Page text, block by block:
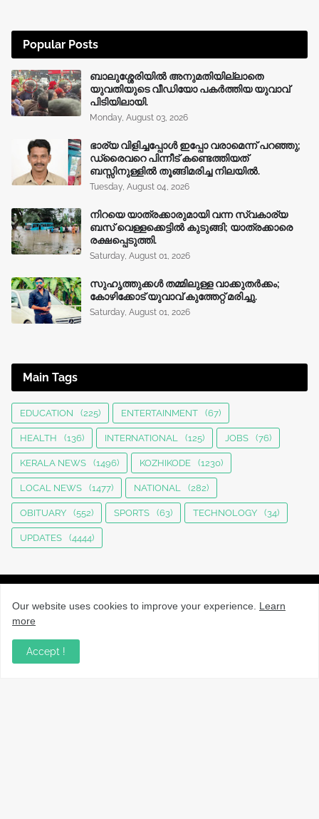
Popular Posts
ബാലുശ്ശേരിയിൽ അനുമതിയില്ലാതെ
യുവതിയുടെ വീഡിയോ പകർത്തിയ യുവാവ്
പിടിയിലായി.
Monday, August 03, 2026
ഭാര്യ വിളിച്ചപ്പോള്‍ ഇപ്പോ വരാമെന്ന് പറഞ്ഞു;
ഡ്രൈവറെ പിന്നീട് കണ്ടെത്തിയത്
ബസ്സിനുള്ളില്‍ തൂങ്ങിമരിച്ച നിലയിൽ.
Tuesday, August 04, 2026
നിറയെ യാത്രക്കാരുമായി വന്ന സ്വകാര്യ
ബസ് വെള്ളക്കെട്ടിൽ കുടുങ്ങി; യാത്രക്കാരെ
രക്ഷപ്പെടുത്തി.
Saturday, August 01, 2026
സുഹൃത്തുക്കൾ തമ്മിലുള്ള വാക്കുതർക്കം;
കോഴിക്കോട് യുവാവ് കുത്തേറ്റ് മരിച്ചു.
Saturday, August 01, 2026
Main Tags
EDUCATION (225) ENTERTAINMENT (67)
HEALTH (136) INTERNATIONAL (125) JOBS (76)
KERALA NEWS (1496) KOZHIKODE (1230)
LOCAL NEWS (1477) NATIONAL (282)
OBITUARY (552) SPORTS (63) TECHNOLOGY (34)
UPDATES (4444)
നാട്ടുവാർത്തകൾ, തൊഴിൽ, വിദ്യാഭ്യാസം, വാണിജ്യം,
ടെക്നോളജി സംബന്ധമായ വാർത്തകൾ, പൊതു/ഗവൺമെൻ്റ്
Our website uses cookies to improve your experience. Learn
more
Accept !